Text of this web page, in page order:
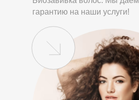
гарантию на наши услуги!